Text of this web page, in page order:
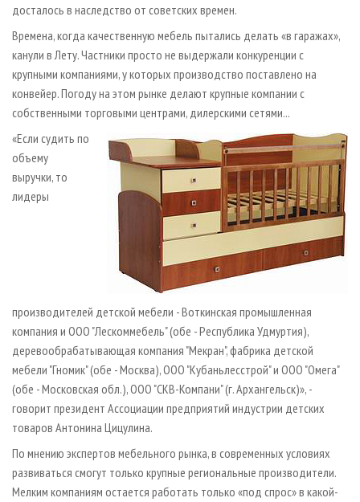
досталось в наследство от советских времен.
Времена, когда качественную мебель пытались делать «в гаражах»,
канули в Лету. Частники просто не выдержали конкуренции с
крупными компаниями, у которых производство поставлено на
конвейер. Погоду на этом рынке делают крупные компании с
собственными торговыми центрами, дилерскими сетями...
«Если судить по
объему
выручки, то
лидеры
производителей детской мебели - Воткинская промышленная
компания и ООО "Лескоммебель" (обе - Республика Удмуртия),
деревообрабатывающая компания "Мекран", фабрика детской
мебели "Гномик" (обе - Москва), ООО "Кубаньлесстрой" и ООО "Омега"
(обе - Московская обл.), ООО "СКВ-Компани" (г. Архангельск)», -
говорит президент Ассоциации предприятий индустрии детских
товаров Антонина Цицулина.
По мнению экспертов мебельного рынка, в современных условиях
развиваться смогут только крупные региональные производители.
Мелким компаниям остается работать только «под спрос» в какой-